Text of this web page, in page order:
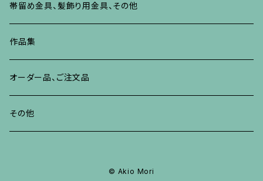
ブレスレット、バングル、その他
リング
ブレスレット、バングル、その他
ネックレス、ペンダント
ブレスレット、その他
リング
イヤリング、ピアス
ネックレス、ペンダント
リング
ブレスレット、バングル
ブローチ
イヤリング、ピアス
ネックレス、ペンダント
リング
帯留め金具、髪飾り用金具、その他
作品集
オーダー品、ご注文品
その他
© Akio Mori